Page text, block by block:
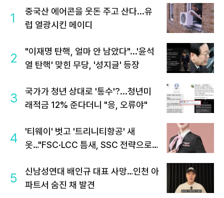
1
중국산 에어콘을 웃돈 주고 산다...유
럽 열광시킨 메이디
2
"이재명 탄핵, 얼마 안 남았다"...'윤석
열 탄핵' 맞힌 무당, '성지글' 등장
3
국가가 청년 상대로 '통수'?...청년미
래적금 12% 준다더니 "응, 오류야"
4
'티웨이' 벗고 '트리니티항공' 새
옷…"FSC·LCC 틈새, SSC 전략으로
5
신남성연대 배인규 대표 사망…인천 아
파트서 숨진 채 발견